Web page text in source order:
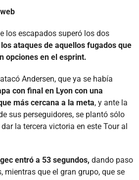
los escapados superó los dos
ataques de aquellos fugados que
opciones en el esprint.
Andersen, que ya se había
con final en Lyon con una
más cercana a la meta, y ante la
sus perseguidores, se plantó sólo
la tercera victoria en este Tour al
entró a 53 segundos, dando paso
mientras que el gran grupo, que se